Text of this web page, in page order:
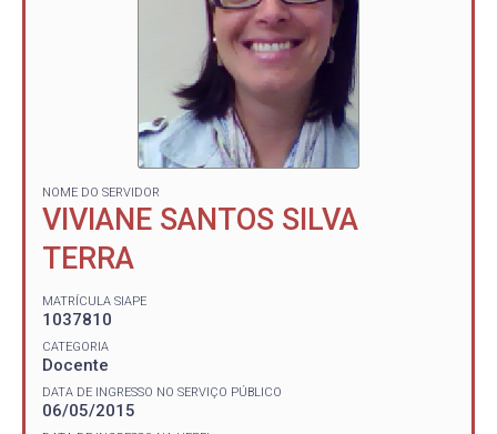
NOME DO SERVIDOR
VIVIANE SANTOS SILVA
TERRA
MATRÍCULA SIAPE
1037810
CATEGORIA
Docente
DATA DE INGRESSO NO SERVIÇO PÚBLICO
06/05/2015